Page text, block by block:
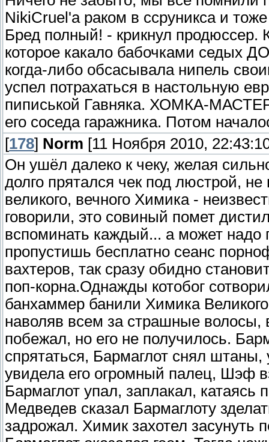
NikiCruel'a раком в ссруникса и
Бред полный! - крикнул продюссер.
которое какало бабочками седых
когда-либо обсасывала нипель
успел потрахаться в настольную
пиписькой Гавняка. ХОМКА-МАСТЕР
его соседа гаражника. Потом
[178] Norm [11 Ноября 2010,
Он ушёл далеко к чеку, желая
долго прятался чек под люстрой,
великого, вечного Химика -
говорили, это совиный помет
вспоминать каждый... а может надо
пропустишь бесплатно сеанс
вахтеров, так сразу обидно
поп-корна.Однажды котобог
банхаммер банили Химика
наволяв всем за страшные волосы,
побежал, но его не получилось.
спрятаться, Бармаглот снял
увидела его огромный палец, Шэф
Бармаглот упал, заплакал,
Медведев сказал Бармаглоту
задрожал. Химик захотел